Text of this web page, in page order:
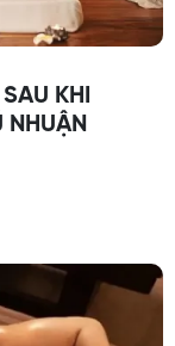
KHI
NHUẬN